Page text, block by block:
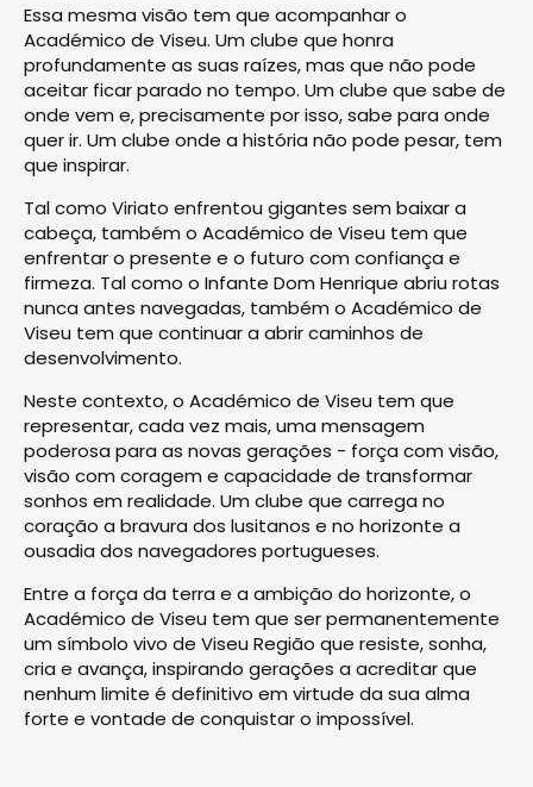
Essa mesma visão tem que acompanhar o
Académico de Viseu. Um clube que honra
profundamente as suas raízes, mas que não pode
aceitar ficar parado no tempo. Um clube que sabe de
onde vem e, precisamente por isso, sabe para onde
quer ir. Um clube onde a história não pode pesar, tem
que inspirar.
Tal como Viriato enfrentou gigantes sem baixar a
cabeça, também o Académico de Viseu tem que
enfrentar o presente e o futuro com confiança e
firmeza. Tal como o Infante Dom Henrique abriu rotas
nunca antes navegadas, também o Académico de
Viseu tem que continuar a abrir caminhos de
desenvolvimento.
Neste contexto, o Académico de Viseu tem que
representar, cada vez mais, uma mensagem
poderosa para as novas gerações - força com visão,
visão com coragem e capacidade de transformar
sonhos em realidade. Um clube que carrega no
coração a bravura dos lusitanos e no horizonte a
ousadia dos navegadores portugueses.
Entre a força da terra e a ambição do horizonte, o
Académico de Viseu tem que ser permanentemente
um símbolo vivo de Viseu Região que resiste, sonha,
cria e avança, inspirando gerações a acreditar que
nenhum limite é definitivo em virtude da sua alma
forte e vontade de conquistar o impossível.